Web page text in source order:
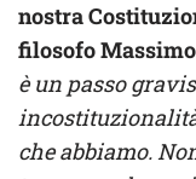
nostra
filosofo
è un passo
che abbiamo.